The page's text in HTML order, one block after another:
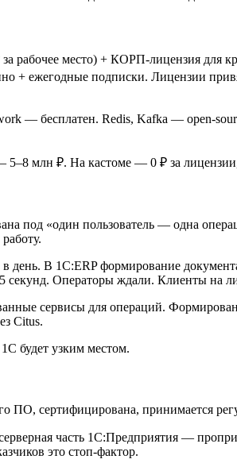
за рабочее место) + КОРП-лицензия
+ ежегодные подписки. Лицензии
— бесплатен. Redis, Kafka — open-
млн ₽. На кастоме — 0 ₽ за
под «один пользователь — одна
В 1С:ERP формирование
секунд. Операторы ждали. Клиенты на
сервисы для операций.
Citus.
будет узким местом.
ПО, сертифицирована, принимается
часть 1С:Предприятия —
это стоп-фактор.